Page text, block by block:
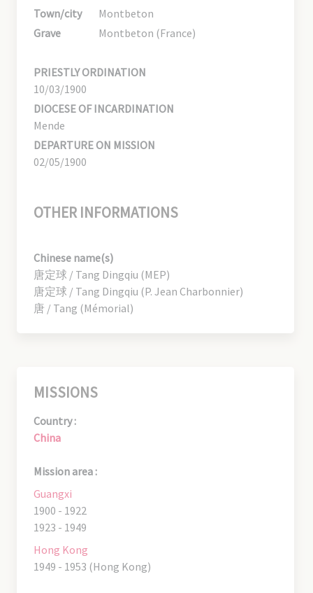
Town/city
Montbeton
Grave
Montbeton (France)
PRIESTLY ORDINATION
10/03/1900
DIOCESE OF INCARDINATION
Mende
DEPARTURE ON MISSION
02/05/1900
OTHER INFORMATIONS
Chinese name(s)
唐定球 / Tang Dingqiu (MEP)
唐定球 / Tang Dingqiu (P. Jean Charbonnier)
唐 / Tang (Mémorial)
MISSIONS
Country :
China
Mission area :
Guangxi
1900 - 1922
1923 - 1949
Hong Kong
1949 - 1953 (Hong Kong)